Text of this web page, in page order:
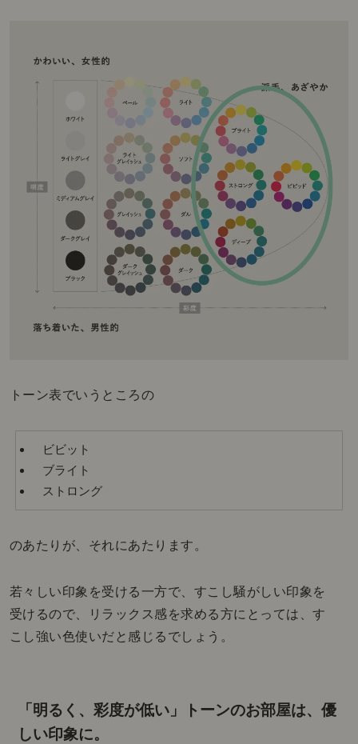
トーン表でいうところの
ビビット
ブライト
ストロング
のあたりが、それにあたります。
若々しい印象を受ける一方で、すこし騒がしい印象を
受けるので、リラックス感を求める方にとっては、す
こし強い色使いだと感じるでしょう。
「明るく、彩度が低い」トーンのお部屋は、優
しい印象に。